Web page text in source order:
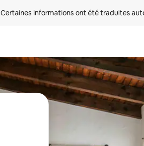
Certaines informations ont été traduites